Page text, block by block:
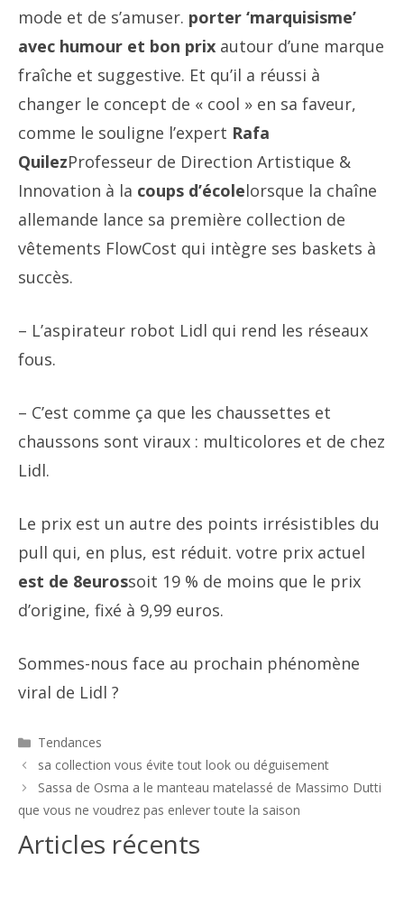
mode et de s’amuser. porter ‘marquisisme’
avec humour et bon prix autour d’une marque
fraîche et suggestive. Et qu’il a réussi à
changer le concept de « cool » en sa faveur,
comme le souligne l’expert Rafa
QuilezProfesseur de Direction Artistique &
Innovation à la coups d’écolelorsque la chaîne
allemande lance sa première collection de
vêtements FlowCost qui intègre ses baskets à
succès.
– L’aspirateur robot Lidl qui rend les réseaux
fous.
– C’est comme ça que les chaussettes et
chaussons sont viraux : multicolores et de chez
Lidl.
Le prix est un autre des points irrésistibles du
pull qui, en plus, est réduit. votre prix actuel
est de 8eurossoit 19 % de moins que le prix
d’origine, fixé à 9,99 euros.
Sommes-nous face au prochain phénomène
viral de Lidl ?
Catégories
Tendances
Navigation
des
sa collection vous évite tout look ou déguisement
Sassa de Osma a le manteau matelassé de Massimo Dutti
que vous ne voudrez pas enlever toute la saison
Articles récents